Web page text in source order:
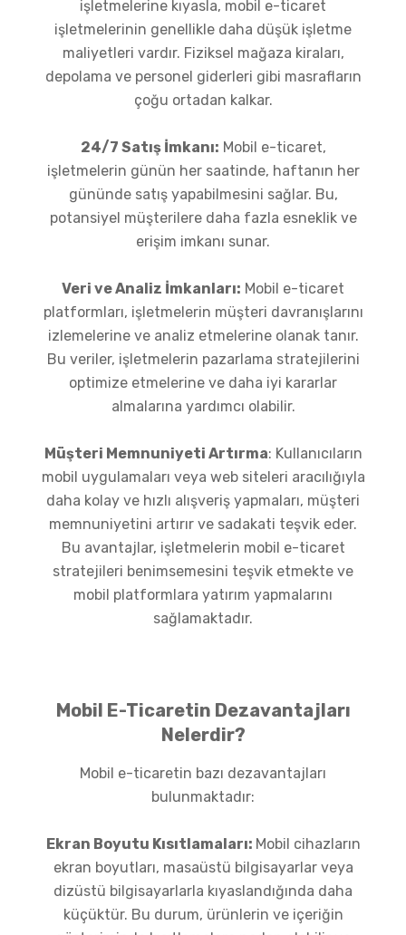
işletmelerine kıyasla, mobil e-ticaret
işletmelerinin genellikle daha düşük işletme
maliyetleri vardır. Fiziksel mağaza kiraları,
depolama ve personel giderleri gibi masrafların
çoğu ortadan kalkar.
24/7 Satış İmkanı: Mobil e-ticaret,
işletmelerin günün her saatinde, haftanın her
gününde satış yapabilmesini sağlar. Bu,
potansiyel müşterilere daha fazla esneklik ve
erişim imkanı sunar.
Veri ve Analiz İmkanları: Mobil e-ticaret
platformları, işletmelerin müşteri davranışlarını
izlemelerine ve analiz etmelerine olanak tanır.
Bu veriler, işletmelerin pazarlama stratejilerini
optimize etmelerine ve daha iyi kararlar
almalarına yardımcı olabilir.
Müşteri Memnuniyeti Artırma: Kullanıcıların
mobil uygulamaları veya web siteleri aracılığıyla
daha kolay ve hızlı alışveriş yapmaları, müşteri
memnuniyetini artırır ve sadakati teşvik eder.
Bu avantajlar, işletmelerin mobil e-ticaret
stratejileri benimsemesini teşvik etmekte ve
mobil platformlara yatırım yapmalarını
sağlamaktadır.
Mobil E-Ticaretin Dezavantajları
Nelerdir?
Mobil e-ticaretin bazı dezavantajları
bulunmaktadır:
Ekran Boyutu Kısıtlamaları: Mobil cihazların
ekran boyutları, masaüstü bilgisayarlar veya
dizüstü bilgisayarlarla kıyaslandığında daha
küçüktür. Bu durum, ürünlerin ve içeriğin